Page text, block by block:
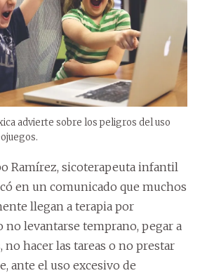
advierte sobre los peligros del uso
Ramírez, sicoterapeuta infantil
en un comunicado que muchos
llegan a terapia por
no levantarse temprano, pegar a
no hacer las tareas o no prestar
ante el uso excesivo de